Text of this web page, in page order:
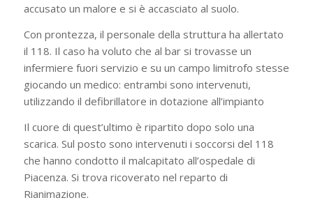
accusato un malore e si è accasciato al suolo.
Con prontezza, il personale della struttura ha allertato
il 118. Il caso ha voluto che al bar si trovasse un
infermiere fuori servizio e su un campo limitrofo stesse
giocando un medico: entrambi sono intervenuti,
utilizzando il defibrillatore in dotazione all’impianto
Il cuore di quest’ultimo è ripartito dopo solo una
scarica. Sul posto sono intervenuti i soccorsi del 118
che hanno condotto il malcapitato all’ospedale di
Piacenza. Si trova ricoverato nel reparto di
Rianimazione.